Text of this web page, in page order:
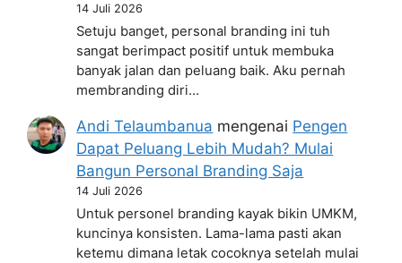
14 Juli 2026
Setuju banget, personal branding ini tuh
sangat berimpact positif untuk membuka
banyak jalan dan peluang baik. Aku pernah
membranding diri…
Andi Telaumbanua mengenai Pengen
Dapat Peluang Lebih Mudah? Mulai
Bangun Personal Branding Saja
14 Juli 2026
Untuk personel branding kayak bikin UMKM,
kuncinya konsisten. Lama-lama pasti akan
ketemu dimana letak cocoknya setelah mulai